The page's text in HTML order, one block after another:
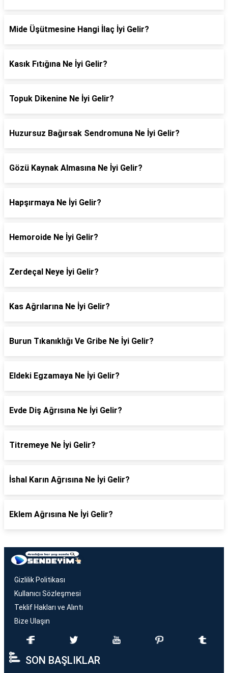
Mide Üşütmesine Hangi İlaç İyi Gelir?
Kasık Fıtığına Ne İyi Gelir?
Topuk Dikenine Ne İyi Gelir?
Huzursuz Bağırsak Sendromuna Ne İyi Gelir?
Gözü Kaynak Almasına Ne İyi Gelir?
Hapşırmaya Ne İyi Gelir?
Hemoroide Ne İyi Gelir?
Zerdeçal Neye İyi Gelir?
Kas Ağrılarına Ne İyi Gelir?
Burun Tıkanıklığı Ve Gribe Ne İyi Gelir?
Eldeki Egzamaya Ne İyi Gelir?
Evde Diş Ağrısına Ne İyi Gelir?
Titremeye Ne İyi Gelir?
İshal Karın Ağrısına Ne İyi Gelir?
Eklem Ağrısına Ne İyi Gelir?
Gizlilik Politikası
Kullanıcı Sözleşmesi
Teklif Hakları ve Alıntı
Bize Ulaşın
SON BAŞLIKLAR